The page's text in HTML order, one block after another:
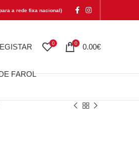
a rede fixa nacional)
0 0 0.00€
FAROL